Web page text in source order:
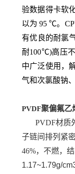
验数据得卡软
以为 95 ℃。
有优良的耐氯
耐100℃)高压
中广泛使用，
气和次氯酸钠
PVDF聚偏氟乙
PVDF材质
子链间排列紧
46%，不燃，
1.17~1.79g/